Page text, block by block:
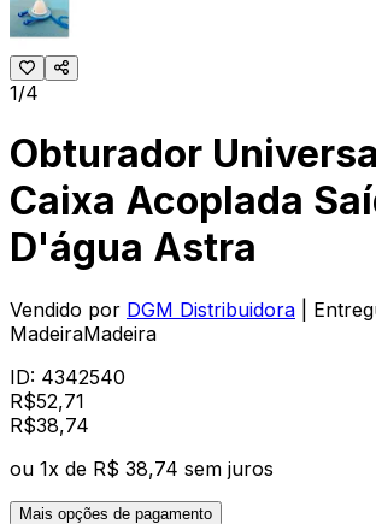
1/4
Obturador
Caixa Acoplada
D'água Astra
Vendido por DGM Distribuidora
|
MadeiraMadeira
ID: 4342540
R$52,71
R$38,74
ou 1x de R$ 38,74 sem juros
Mais opções de pagamento